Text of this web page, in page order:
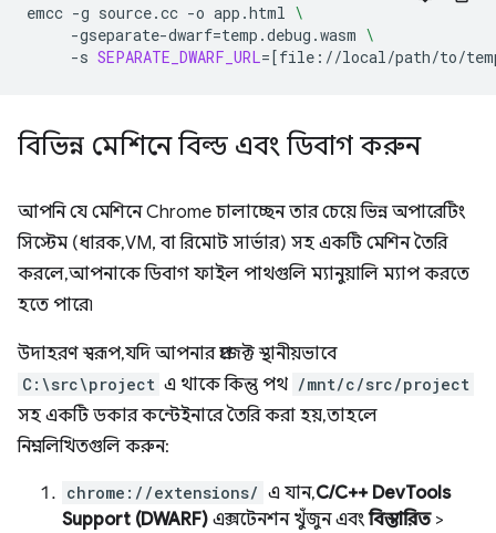
emcc -g source.cc -o app.html \
-gseparate-dwarf=temp.debug.wasm \
-s SEPARATE_DWARF_URL=[file://local/path/to/
বিভিন্ন মেশিনে বিল্ড এবং ডিবাগ করুন
আপনি যে মেশিনে Chrome চালাচ্ছেন তার চেয়ে ভিন্ন অপারেটিং
সিস্টেম (ধারক, VM, বা রিমোট সার্ভার) সহ একটি মেশিন তৈরি
করলে, আপনাকে ডিবাগ ফাইল পাথগুলি ম্যানুয়ালি ম্যাপ করতে
হতে পারে৷
উদাহরণ স্বরূপ, যদি আপনার প্রজেক্ট স্থানীয়ভাবে
C:\src\project এ থাকে কিন্তু পথ /mnt/c/src/project
সহ একটি ডকার কন্টেইনারে তৈরি করা হয়, তাহলে
নিম্নলিখিতগুলি করুন:
chrome://extensions/ এ যান,C/C++ DevTools
Support (DWARF) এক্সটেনশন খুঁজুন এবংবিস্তারিত>